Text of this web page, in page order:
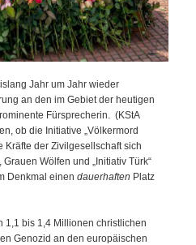
Jahr um Jahr wieder
an den im Gebiet der heutigen
Fürsprecherin. (KStA
ob die Initiative „Völkermord
Kräfte der Zivilgesellschaft sich
Wölfen und „Initiativ Türk“
Denkmal einendauerhaften Platz
1,1 bis 1,4 Millionen christlichen
Genozid an den europäischen